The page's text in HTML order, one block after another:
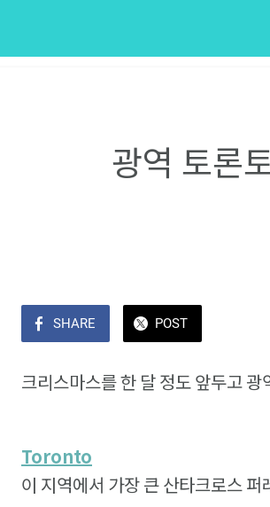
광역 토론
SHARE POST
크리스마스를 한 달 정도 앞두고
Toronto
이 지역에서 가장 큰 산타크로스